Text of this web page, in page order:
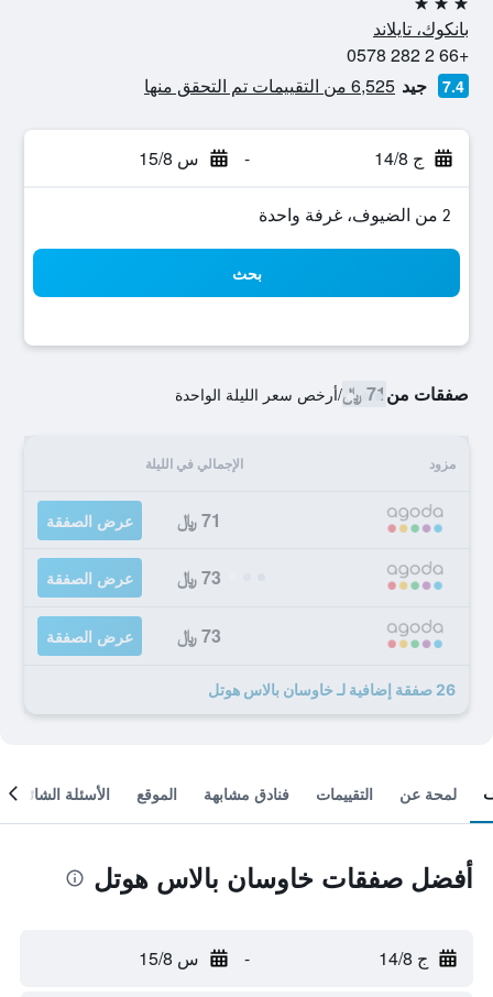
3 نجوم
بانكوك، تايلاند
+66 2 282 0578
7.4 جيد 6,525 من التقييمات تم التحقق منها
ج 14/8 - س 15/8
2 من الضيوف، غرفة واحدة
بحث
صفقات من71 ﷼ /أرخص سعر الليلة الواحدة
مزود الإجمالي في الليلة
71 ﷼ عرض الصفقة
73 ﷼ عرض الصفقة
73 ﷼ عرض الصفقة
26 صفقة إضافية لـ خاوسان بالاس هوتل
لمحة عن التقييمات فنادق مشابهة الموقع الأسئلة الشائعة
أفضل صفقات خاوسان بالاس هوتل
ج 14/8 - س 15/8